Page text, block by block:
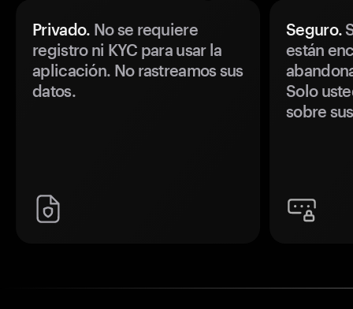
Privado. No se requiere
registro ni KYC para usar la
aplicación. No rastreamos sus
datos.
Seguro.
están
Solo
sobre